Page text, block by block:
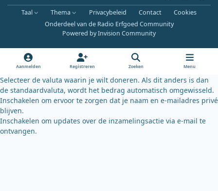
a
c
e
o
k
o
u
b
l
u
k
y
Taal Thema Privacybeleid Contact
Cookies
Onderdeel van de Radio Erfgoed Community
Powered byInvision Community
Aanmelden Registreren Zoeken Menu
Selecteer de valuta waarin je wilt doneren. Als dit anders is dan
de standaardvaluta, wordt het bedrag automatisch omgewisseld.
Inschakelen om ervoor te zorgen dat je naam en e-mailadres privé
blijven.
Inschakelen om updates over de inzamelingsactie via e-mail te
ontvangen.